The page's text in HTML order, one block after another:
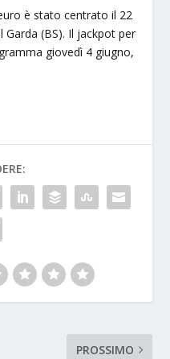
è stato centrato il 22
(BS). Il jackpot per
giovedì 4 giugno,
PROSSIMO